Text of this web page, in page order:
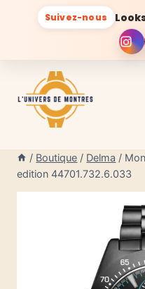
Suivez-nous
contenu
/ Boutique / Delma /
edition 44701.732.6.033